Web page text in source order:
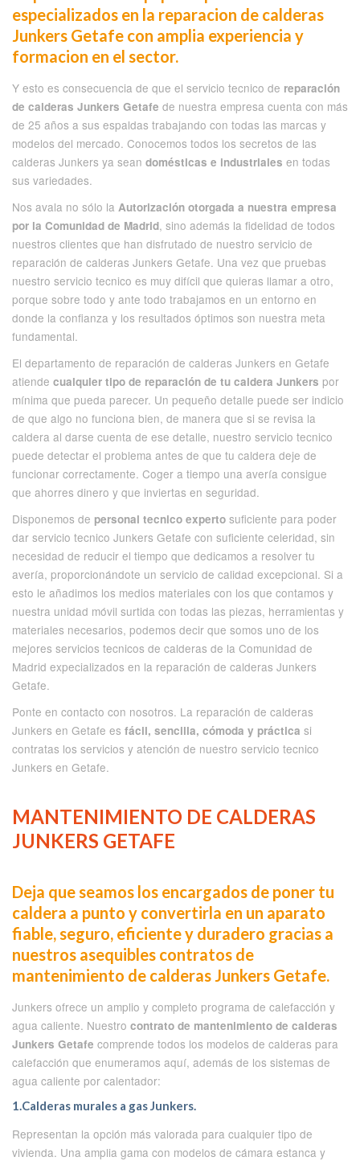
especializados en la reparacion de calderas
Junkers Getafe con amplia experiencia y
formacion en el sector.
Y esto es consecuencia de que el servicio tecnico de reparación
de calderas Junkers Getafe de nuestra empresa cuenta con más
de 25 años a sus espaldas trabajando con todas las marcas y
modelos del mercado. Conocemos todos los secretos de las
calderas Junkers ya sean domésticas e industriales en todas
sus variedades.
Nos avala no sólo la Autorización otorgada a nuestra empresa
por la Comunidad de Madrid, sino además la fidelidad de todos
nuestros clientes que han disfrutado de nuestro servicio de
reparación de calderas Junkers Getafe. Una vez que pruebas
nuestro servicio tecnico es muy difícil que quieras llamar a otro,
porque sobre todo y ante todo trabajamos en un entorno en
donde la confianza y los resultados óptimos son nuestra meta
fundamental.
El departamento de reparación de calderas Junkers en Getafe
atiende cualquier tipo de reparación de tu caldera Junkers por
mínima que pueda parecer. Un pequeño detalle puede ser indicio
de que algo no funciona bien, de manera que si se revisa la
caldera al darse cuenta de ese detalle, nuestro servicio tecnico
puede detectar el problema antes de que tu caldera deje de
funcionar correctamente. Coger a tiempo una avería consigue
que ahorres dinero y que inviertas en seguridad.
Disponemos de personal tecnico experto suficiente para poder
dar servicio tecnico Junkers Getafe con suficiente celeridad, sin
necesidad de reducir el tiempo que dedicamos a resolver tu
avería, proporcionándote un servicio de calidad excepcional. Si a
esto le añadimos los medios materiales con los que contamos y
nuestra unidad móvil surtida con todas las piezas, herramientas y
materiales necesarios, podemos decir que somos uno de los
mejores servicios tecnicos de calderas de la Comunidad de
Madrid expecializados en la reparación de calderas Junkers
Getafe.
Ponte en contacto con nosotros. La reparación de calderas
Junkers en Getafe es fácil, sencilla, cómoda y práctica si
contratas los servicios y atención de nuestro servicio tecnico
Junkers en Getafe.
MANTENIMIENTO DE CALDERAS
JUNKERS GETAFE
Deja que seamos los encargados de poner tu
caldera a punto y convertirla en un aparato
fiable, seguro, eficiente y duradero gracias a
nuestros asequibles contratos de
mantenimiento de calderas Junkers Getafe.
Junkers ofrece un amplio y completo programa de calefacción y
agua caliente. Nuestro contrato de mantenimiento de calderas
Junkers Getafe comprende todos los modelos de calderas para
calefacción que enumeramos aquí, además de los sistemas de
agua caliente por calentador:
1.Calderas murales a gas Junkers.
Representan la opción más valorada para cualquier tipo de
vivienda. Una amplia gama con modelos de cámara estanca y